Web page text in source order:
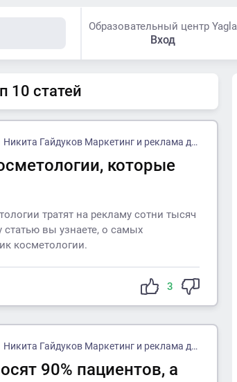
Образовательный центр Yagla
Вход
10 статей
Никита Гайдуков Маркетинг и реклама для косметологии
которые
тратят на рекламу сотни тысяч
статью вы узнаете, о самых
косметологии.
3
Никита Гайдуков Маркетинг и реклама для косметологии
90% пациентов, а